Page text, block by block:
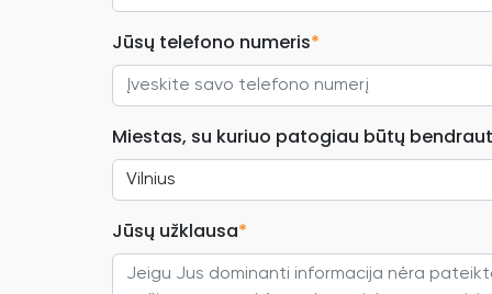
Jūsų telefono numeris*
Miestas, su kuriuo patogiau būtų
Jūsų užklausa*